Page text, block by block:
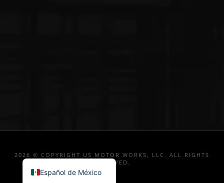
2026 © COPYRIGHT US MOTOR WORKS, LLC. ALL RIGHTS
RESERVED.
Español de México